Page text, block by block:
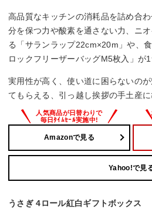
高品質なキッチンの消耗品を詰め合
分を保つ力や酸素を通さない力、ニ
る「サランラップ22cm×20m」や、
ロックフリーザーバッグM5枚入」が1
実用性が高く、使い道に困らないの
てもらえる、引っ越し挨拶の手土産に
Amazonで見る
Yahoo!で見
うさぎ 4ロール紅白ギフトボックス